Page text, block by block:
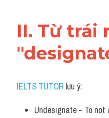
II. Từ trái
IELTS TUTOR lưu ý:
Undesignate - To